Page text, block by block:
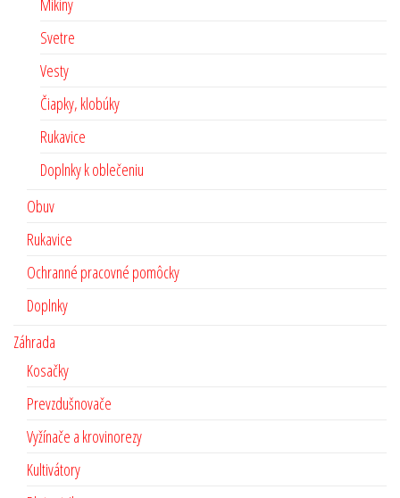
Svetre
Vesty
Čiapky, klobúky
Rukavice
Doplnky k oblečeniu
Obuv
Rukavice
Ochranné pracovné pomôcky
Doplnky
Záhrada
Kosačky
Prevzdušnovače
Vyžínače a krovinorezy
Kultivátory